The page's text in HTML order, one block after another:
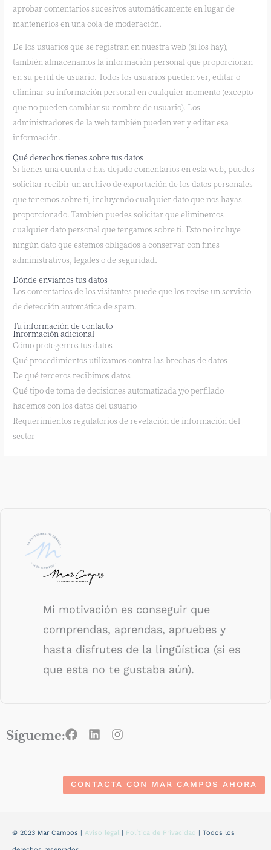
aprobar comentarios sucesivos automáticamente en lugar de
mantenerlos en una cola de moderación.
De los usuarios que se registran en nuestra web (si los hay),
también almacenamos la información personal que proporcionan
en su perfil de usuario. Todos los usuarios pueden ver, editar o
eliminar su información personal en cualquier momento (excepto
que no pueden cambiar su nombre de usuario). Los
administradores de la web también pueden ver y editar esa
información.
Qué derechos tienes sobre tus datos
Si tienes una cuenta o has dejado comentarios en esta web, puedes
solicitar recibir un archivo de exportación de los datos personales
que tenemos sobre ti, incluyendo cualquier dato que nos hayas
proporcionado. También puedes solicitar que eliminemos
cualquier dato personal que tengamos sobre ti. Esto no incluye
ningún dato que estemos obligados a conservar con fines
administrativos, legales o de seguridad.
Dónde enviamos tus datos
Los comentarios de los visitantes puede que los revise un servicio
de detección automática de spam.
Tu información de contacto
Información adicional
Cómo protegemos tus datos
Qué procedimientos utilizamos contra las brechas de datos
De qué terceros recibimos datos
Qué tipo de toma de decisiones automatizada y/o perfilado
hacemos con los datos del usuario
Requerimientos regulatorios de revelación de información del
sector
Mi motivación es conseguir que
comprendas, aprendas, apruebes y
hasta disfrutes de la lingüística (si es
que esta no te gustaba aún).
Sígueme: F
a
b
o
L
i
e
d
I
n
a
g
m
CONTACTA CON MAR CAMPOS AHORA
© 2023 Mar Campos | Aviso legal | Política de Privacidad | Todos los